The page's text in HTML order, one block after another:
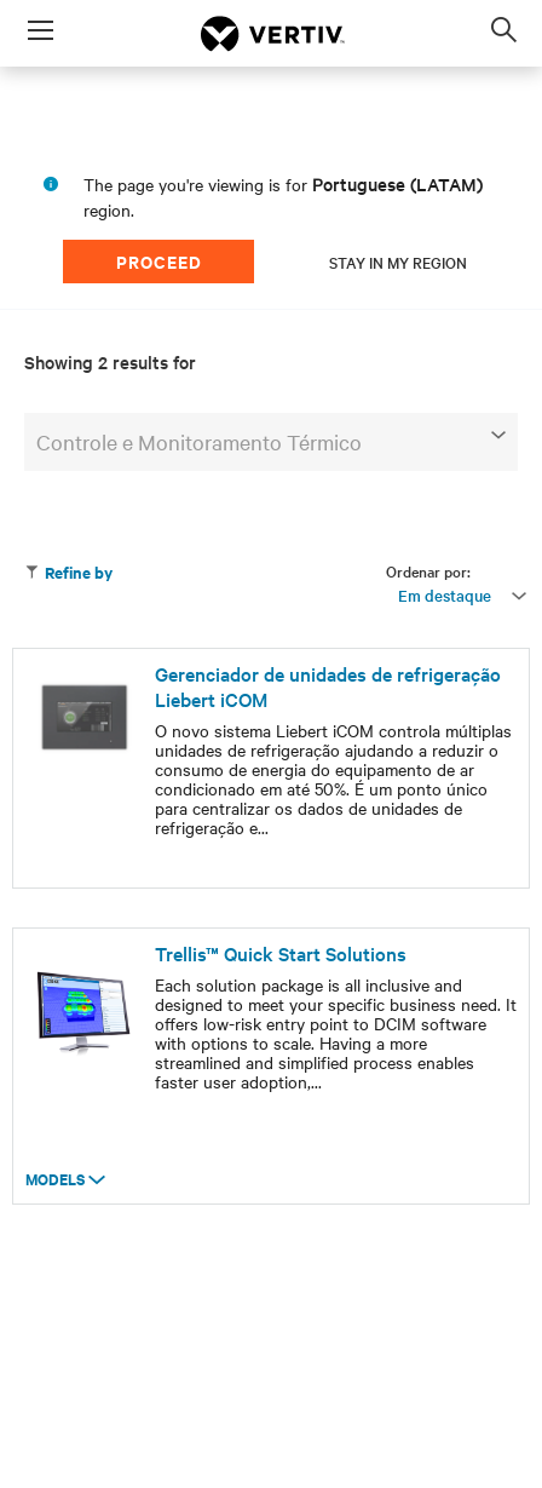
Menu
The page you're viewing is for Portuguese (LATAM)
region.
PROCEED STAY IN MY REGION
Showing 2 results for
Controle e Monitoramento Térmico
Ordenar por:
Em destaque
Refine by
Gerenciador de unidades de refrigeração
Liebert iCOM
O novo sistema Liebert iCOM controla múltiplas
unidades de refrigeração ajudando a reduzir o
consumo de energia do equipamento de ar
condicionado em até 50%. É um ponto único
para centralizar os dados de unidades de
refrigeração e...
Trellis™ Quick Start Solutions
Each solution package is all inclusive and
designed to meet your specific business need. It
offers low-risk entry point to DCIM software
with options to scale. Having a more
streamlined and simplified process enables
faster user adoption,...
MODELS